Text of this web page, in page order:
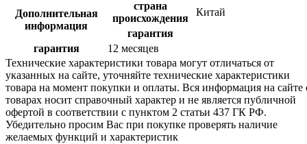
Дополнительная
информация
страна
происхождения
Китай
гарантия
гарантия
12 месяцев
Технические характеристики товара могут отличаться от
указанных на сайте, уточняйте технические характеристики
товара на момент покупки и оплаты. Вся информация на сайте
товарах носит справочный характер и не является публичной
офертой в соответствии с пунктом 2 статьи 437 ГК РФ.
Убедительно просим Вас при покупке проверять наличие
желаемых функций и характеристик